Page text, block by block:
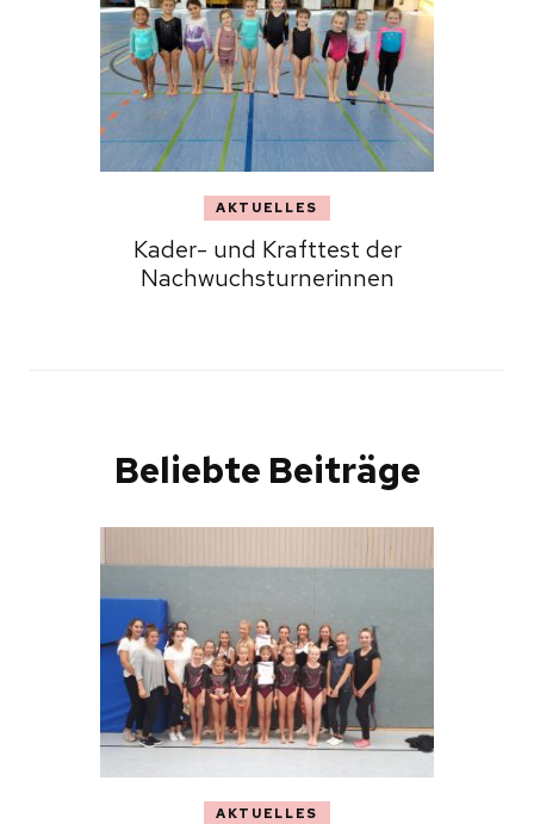
AKTUELLES
Kader- und Krafttest der
Nachwuchsturnerinnen
Beliebte Beiträge
AKTUELLES